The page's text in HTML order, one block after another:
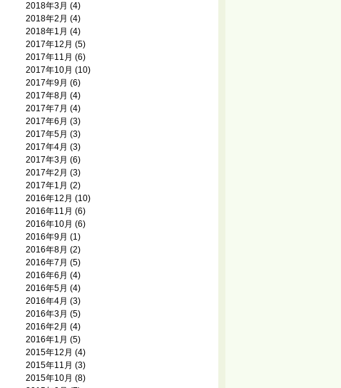
2018年3月 (4)
2018年2月 (4)
2018年1月 (4)
2017年12月 (5)
2017年11月 (6)
2017年10月 (10)
2017年9月 (6)
2017年8月 (4)
2017年7月 (4)
2017年6月 (3)
2017年5月 (3)
2017年4月 (3)
2017年3月 (6)
2017年2月 (3)
2017年1月 (2)
2016年12月 (10)
2016年11月 (6)
2016年10月 (6)
2016年9月 (1)
2016年8月 (2)
2016年7月 (5)
2016年6月 (4)
2016年5月 (4)
2016年4月 (3)
2016年3月 (5)
2016年2月 (4)
2016年1月 (5)
2015年12月 (4)
2015年11月 (3)
2015年10月 (8)